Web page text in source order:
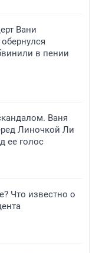
Вани
в пении
Ваня
Линочкой Ли
ее голос
Что известно о